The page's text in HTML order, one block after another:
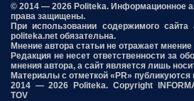
© 2014 — 2026 Politeka. Информационное
права защищены.
При использовании содержимого сайта
politeka.net обязательна.
Мнение автора статьи не отражает мнение
Редакция не несет ответственности за
мнения автора, а сайт является лишь
Материалы с отметкой «PR»
2014 — 2026 Politeka. Copyright
TOV